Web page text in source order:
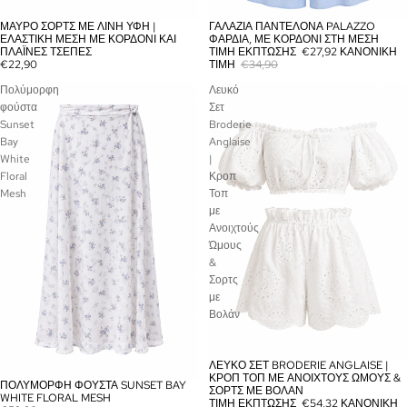
ΕΞΑΝΤΛΉΘΗΚΕ
ΜΑΎΡΟ ΣΟΡΤΣ ΜΕ ΛΙΝΉ ΥΦΉ |
ΕΛΑΣΤΙΚΉ ΜΈΣΗ ΜΕ ΚΟΡΔΌΝΙ ΚΑΙ
ΠΛΑΪΝΈΣ ΤΣΈΠΕΣ
€22,90
ΈΚΠΤΩΣΗ
ΓΑΛΆΖΙΑ ΠΑΝΤΕΛΌΝΑ PALAZZO
ΦΑΡΔΙΆ, ΜΕ ΚΟΡΔΌΝΙ ΣΤΗ ΜΈΣΗ
ΤΙΜΉ ΈΚΠΤΩΣΗΣ €27,92 ΚΑΝΟΝΙΚΉ
ΤΙΜΉ €34,90
Πολύμορφη
φούστα
Sunset
Bay
White
Floral
Mesh
ΕΞΑΝΤΛΉΘΗΚΕ
ΠΟΛΎΜΟΡΦΗ ΦΟΎΣΤΑ SUNSET BAY
WHITE FLORAL MESH
Λευκό
Σετ
Broderie
Anglaise
|
Κροπ
Τοπ
με
Ανοιχτούς
Ώμους
&
Σορτς
με
Βολάν
ΈΚΠΤΩΣΗ
ΛΕΥΚΌ ΣΕΤ BRODERIE ANGLAISE |
ΚΡΟΠ ΤΟΠ ΜΕ ΑΝΟΙΧΤΟΎΣ ΏΜΟΥΣ &
ΣΟΡΤΣ ΜΕ ΒΟΛΆΝ
ΤΙΜΉ ΈΚΠΤΩΣΗΣ €54,32 ΚΑΝΟΝΙΚΉ